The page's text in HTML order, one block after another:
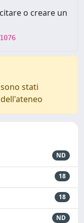
o creare un
stati
ND
18
18
ND